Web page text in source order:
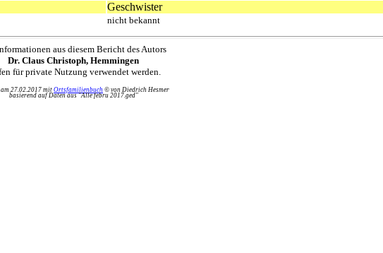
Geschwister
nicht bekannt
aus diesem Bericht des Autors
Dr. Claus Christoph, Hemmingen
für private Nutzung verwendet werden.
27.02.2017 mitOrtsfamilienbuch © von Diedrich Hesmer
basierend auf Daten aus "Alle febru 2017.ged"